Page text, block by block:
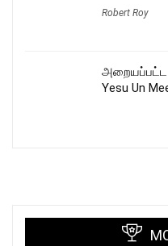
Robert Roy
அறையப்பட்ட
Yesu Un